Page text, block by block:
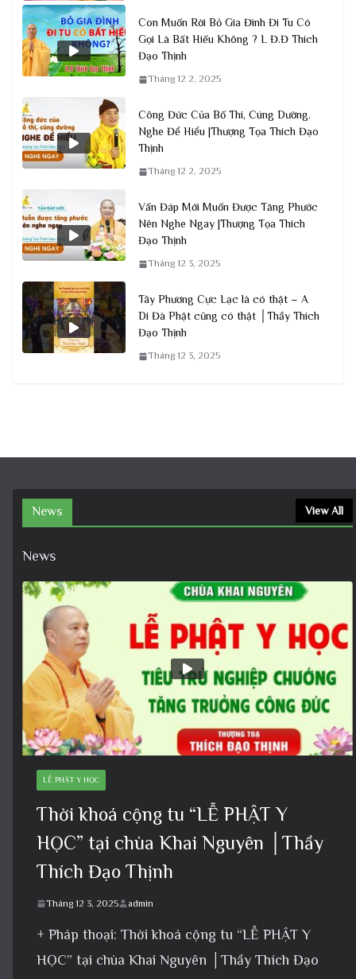
Con Muốn Rời Bỏ Gia Đình Đi Tu Có
Gọi Là Bất Hiếu Không ? L Đ.Đ Thích
Đạo Thịnh
Tháng 12 2, 2025
Công Đức Của Bố Thí, Cúng Dường.
Nghe Để Hiểu |Thượng Tọa Thích Đạo
Thịnh
Tháng 12 2, 2025
Vấn Đáp Mới Muốn Được Tăng Phước
Nên Nghe Ngay |Thượng Tọa Thích
Đạo Thịnh
Tháng 12 3, 2025
Tây Phương Cực Lạc là có thật – A
Di Đà Phật cũng có thật │Thầy Thích
Đạo Thịnh
Tháng 12 3, 2025
News View All
News
LỄ PHẬT Y HỌC
Thời khoá cộng tu “LỄ PHẬT Y
HỌC” tại chùa Khai Nguyên │Thầy
Thích Đạo Thịnh
Tháng 12 3, 2025 admin
+ Pháp thoại: Thời khoá cộng tu “LỄ PHẬT Y
HỌC” tại chùa Khai Nguyên │Thầy Thích Đạo